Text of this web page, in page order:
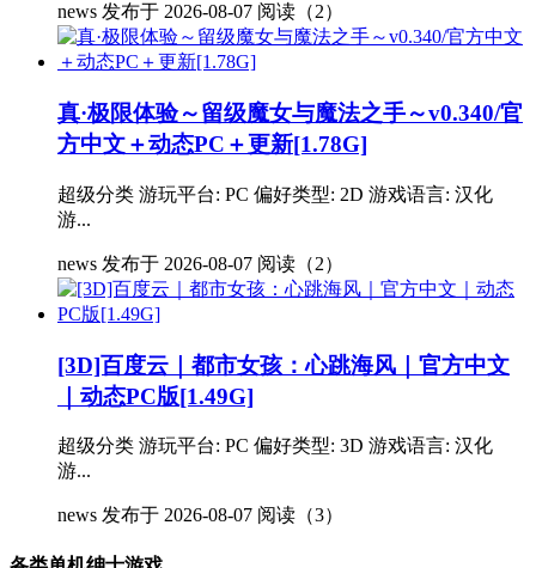
news 发布于 2026-08-07 阅读（2）
真·极限体验～留级魔女与魔法之手～v0.340/官
方中文＋动态PC＋更新[1.78G]
超级分类 游玩平台: PC 偏好类型: 2D 游戏语言: 汉化
游...
news 发布于 2026-08-07 阅读（2）
[3D]百度云｜都市女孩：心跳海风｜官方中文
｜动态PC版[1.49G]
超级分类 游玩平台: PC 偏好类型: 3D 游戏语言: 汉化
游...
news 发布于 2026-08-07 阅读（3）